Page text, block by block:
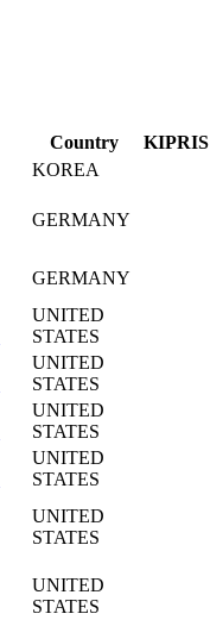
Country
KIPRIS
KOREA
GERMANY
GERMANY
UNITED
STATES
UNITED
STATES
UNITED
STATES
UNITED
STATES
UNITED
STATES
UNITED
STATES